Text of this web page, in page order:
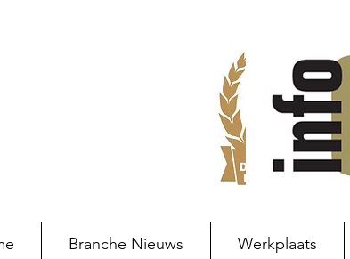
Branche Nieuws Werkplaats